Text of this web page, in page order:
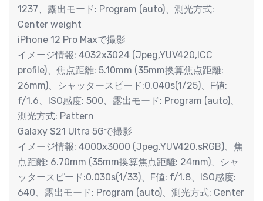
1237、露出モード: Program (auto)、測光方式:
Center weight
iPhone 12 Pro Maxで撮影
イメージ情報: 4032x3024 (Jpeg,YUV420,ICC
profile)、焦点距離: 5.10mm (35mm換算焦点距離:
26mm)、シャッタースピード:0.040s(1/25)、F値:
f/1.6、ISO感度: 500、露出モード: Program (auto)、
測光方式: Pattern
Galaxy S21 Ultra 5Gで撮影
イメージ情報: 4000x3000 (Jpeg,YUV420,sRGB)、焦
点距離: 6.70mm (35mm換算焦点距離: 24mm)、シャ
ッタースピード:0.030s(1/33)、F値: f/1.8、ISO感度:
640、露出モード: Program (auto)、測光方式: Center